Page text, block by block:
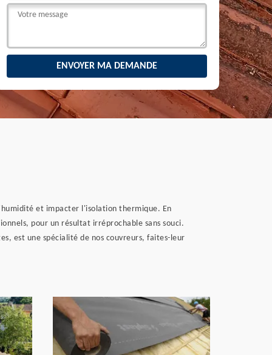
et impacter l'isolation thermique. En
pour un résultat irréprochable sans souci.
est une spécialité de nos couvreurs, faites-leur